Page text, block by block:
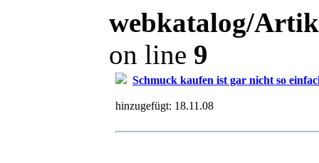
webkatalog/
on line 9
Schmuck kaufen ist gar nicht so
hinzugefügt: 18.11.08